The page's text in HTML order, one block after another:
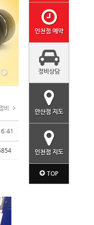
비
인천점 예약
정비상담
안산점 지도
인천점 지도
TOP